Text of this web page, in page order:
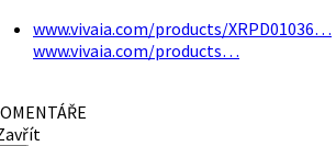
www.vivaia.com/products/XRPD01036…
www.vivaia.com/products…